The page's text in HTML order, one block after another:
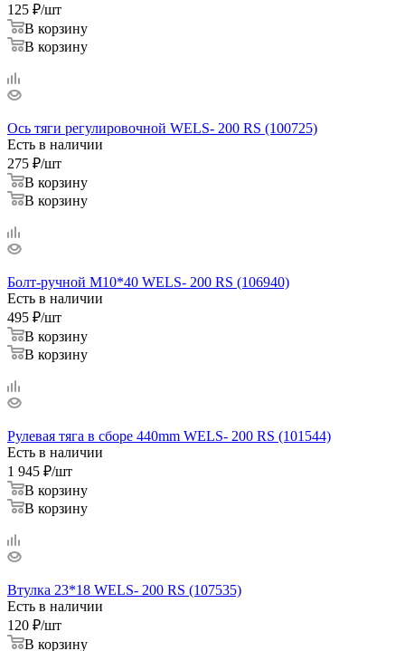
125 ₽/шт
В корзину
В корзину
Ось тяги регулировочной WELS- 200 RS (100725)
Есть в наличии
275 ₽/шт
В корзину
В корзину
Болт-ручной M10*40 WELS- 200 RS (106940)
Есть в наличии
495 ₽/шт
В корзину
В корзину
Рулевая тяга в сборе 440mm WELS- 200 RS (101544)
Есть в наличии
1 945 ₽/шт
В корзину
В корзину
Втулка 23*18 WELS- 200 RS (107535)
Есть в наличии
120 ₽/шт
В корзину